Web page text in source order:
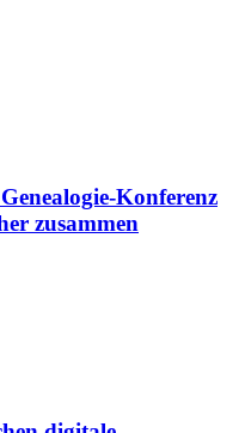
Konferenz
zusammen